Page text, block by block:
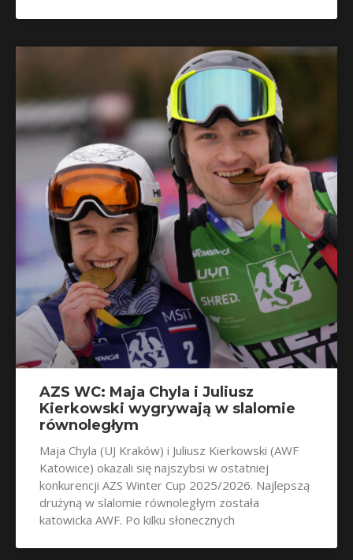
AZS WC: Maja Chyla i Juliusz
Kierkowski wygrywają w slalomie
równoległym
Maja Chyla (UJ Kraków) i Juliusz Kierkowski (AWF
Katowice) okazali się najszybsi w ostatniej
konkurencji AZS Winter Cup 2025/2026. Najlepszą
drużyną w slalomie równoległym została
katowicka AWF. Po kilku słonecznych